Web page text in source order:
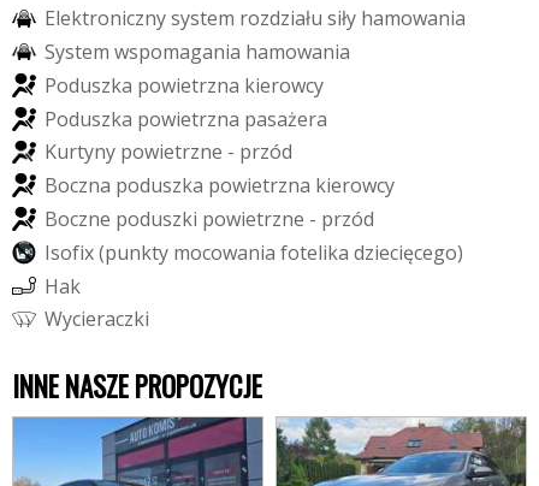
Elektronicznysystem rozdziału siły hamowania
System wspomagania hamowania
Poduszka powietrzna kierowcy
Poduszka powietrzna pasażera
Kurtyny powietrzne - przód
Boczna poduszka powietrzna kierowcy
Boczne poduszki powietrzne - przód
Isofix(punkty mocowania fotelika dziecięcego)
Hak
Wycieraczki
INNE NASZE PROPOZYCJE